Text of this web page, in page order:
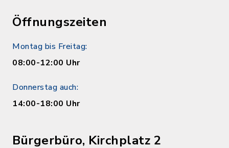
Öffnungszeiten
Montag bis Freitag:
08:00-12:00 Uhr
Donnerstag auch:
14:00-18:00 Uhr
Bürgerbüro, Kirchplatz 2